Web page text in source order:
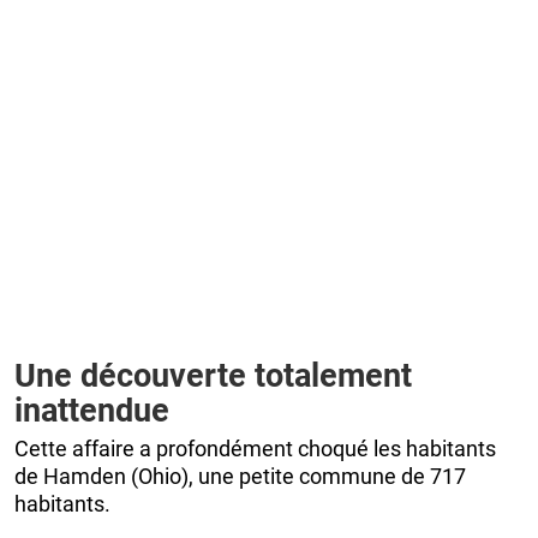
Une découverte totalement
inattendue
Cette affaire a profondément choqué les habitants
de Hamden (Ohio), une petite commune de 717
habitants.